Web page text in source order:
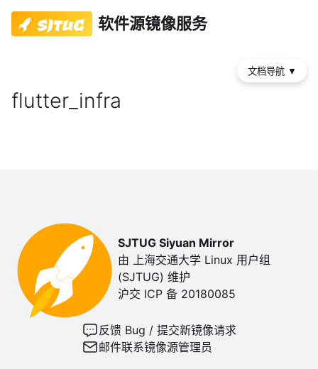
软件源镜像服务
文档导航 ▼
flutter_infra
SJTUG Siyuan Mirror
由 上海交通大学 Linux 用户组
(SJTUG) 维护
沪交 ICP 备 20180085
反馈 Bug / 提交新镜像请求
邮件联系镜像源管理员